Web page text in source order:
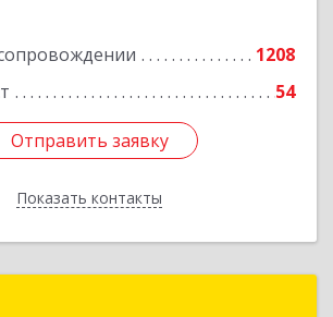
1208
54
Отправить заявку
Показать контакты
Отправить заявку
Назад